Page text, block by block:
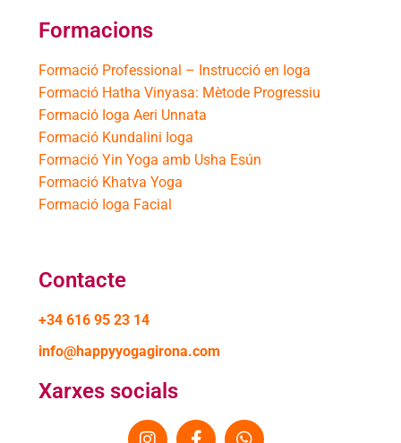
Formacions
Formació Professional – Instrucció en Ioga
Formació Hatha Vinyasa: Mètode Progressiu
Formació Ioga Aeri Unnata
Formació Kundalini Ioga
Formació Yin Yoga amb Usha Esún
Formació Khatva Yoga
Formació Ioga Facial
Contacte
+34 616 95 23 14
info@happyyogagirona.com
Xarxes socials